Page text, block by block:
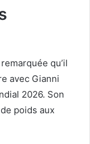
qu’il
avec Gianni
2026. Son
poids aux